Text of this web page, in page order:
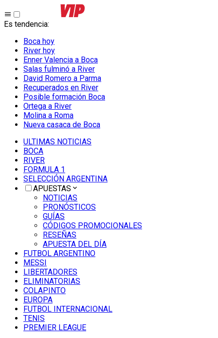
Es tendencia:
Boca hoy
River hoy
Enner Valencia a Boca
Salas fulminó a River
David Romero a Parma
Recuperados en River
Posible formación Boca
Ortega a River
Molina a Roma
Nueva casaca de Boca
ULTIMAS NOTICIAS
BOCA
RIVER
FORMULA 1
SELECCIÓN ARGENTINA
APUESTAS
NOTICIAS
PRONÓSTICOS
GUÍAS
CÓDIGOS PROMOCIONALES
RESEÑAS
APUESTA DEL DÍA
FUTBOL ARGENTINO
MESSI
LIBERTADORES
ELIMINATORIAS
COLAPINTO
EUROPA
FUTBOL INTERNACIONAL
TENIS
PREMIER LEAGUE